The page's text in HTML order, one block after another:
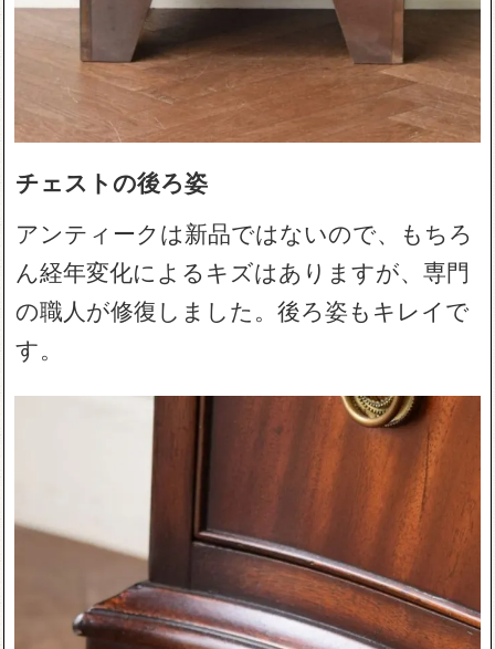
チェストの後ろ姿
アンティークは新品ではないので、もちろ
ん経年変化によるキズはありますが、専門
の職人が修復しました。後ろ姿もキレイで
す。